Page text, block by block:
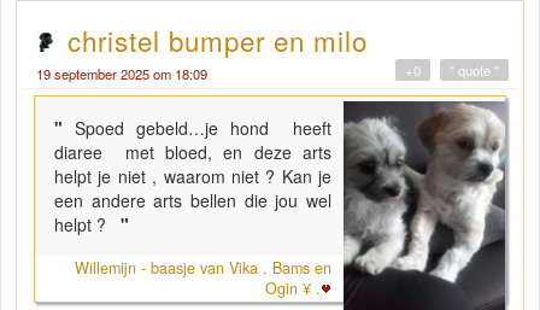
christel bumper en milo
19 september 2025 om 18:09 " quote "
+0
" Spoed gebeld…je hond heeft
diaree met bloed, en deze arts
helpt je niet , waarom niet ? Kan je
een andere arts bellen die jou wel
helpt ?
"
Willemijn - baasje van Vika . Bams en
Ogin ¥ .